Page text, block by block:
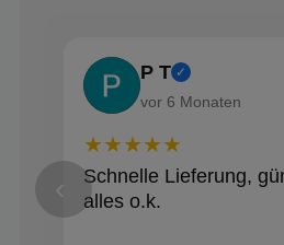
P T ✓
vor 6 Monaten
★★★★★
Schnelle Lieferung,
alles o.k.